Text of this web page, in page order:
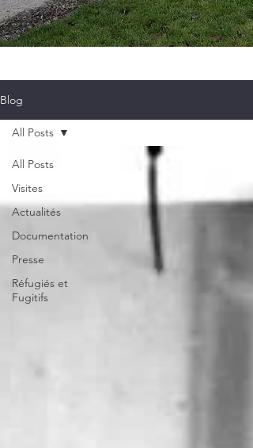
Blog
All Posts
Visites
Actualités
Documentation
Presse
Réfugiés et
Fugitifs
All Posts